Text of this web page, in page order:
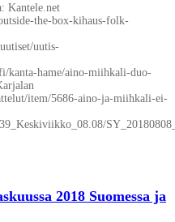
Kantele.net
the-box-kihaus-folk-
uutis-
kanta-hame/aino-miihkali-duo-
item/5686-aino-ja-miihkali-ei-
2018 Suomessa ja